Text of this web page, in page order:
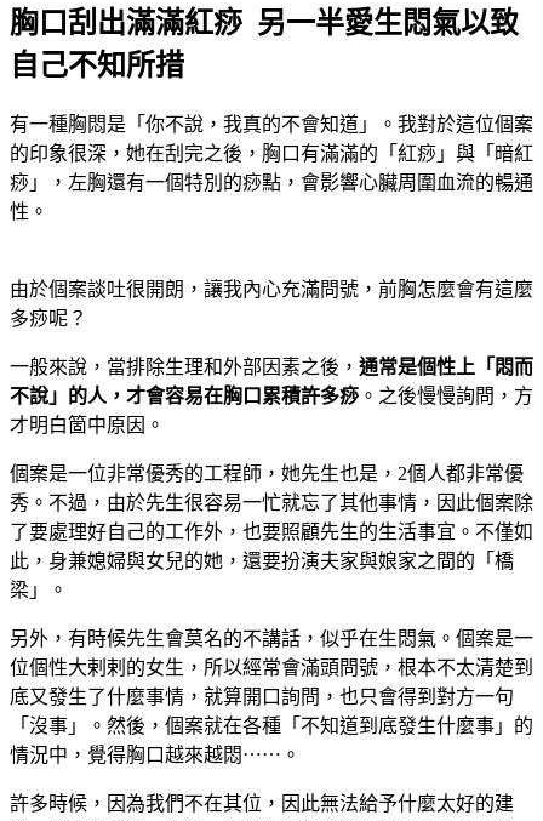
胸口刮出滿滿紅痧 另一半愛生悶氣以致
自己不知所措
有一種胸悶是「你不說，我真的不會知道」。我對於這位個案
的印象很深，她在刮完之後，胸口有滿滿的「紅痧」與「暗紅
痧」，左胸還有一個特別的痧點，會影響心臟周圍血流的暢通
性。
由於個案談吐很開朗，讓我內心充滿問號，前胸怎麼會有這麼
多痧呢？
一般來說，當排除生理和外部因素之後， 通常是個性上「悶而
不說」的人，才會容易在胸口累積許多痧 。之後慢慢詢問，方
才明白箇中原因。
個案是一位非常優秀的工程師，她先生也是，2個人都非常優
秀。不過，由於先生很容易一忙就忘了其他事情，因此個案除
了要處理好自己的工作外，也要照顧先生的生活事宜。不僅如
此，身兼媳婦與女兒的她，還要扮演夫家與娘家之間的「橋
梁」。
另外，有時候先生會莫名的不講話，似乎在生悶氣。個案是一
位個性大剌剌的女生，所以經常會滿頭問號，根本不太清楚到
底又發生了什麼事情，就算開口詢問，也只會得到對方一句
「沒事」。然後，個案就在各種「不知道到底發生什麼事」的
情況中，覺得胸口越來越悶⋯⋯。
許多時候，因為我們不在其位，因此無法給予什麼太好的建